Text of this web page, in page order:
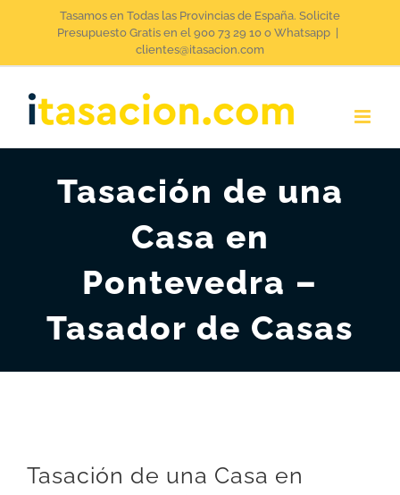
Tasamos en Todas las Provincias de España. Solicite
Presupuesto Gratis en el 900 73 29 10 o Whatsapp
clientes@itasacion.com
Tasación de una
Casa en
Pontevedra –
Tasador de Casas
Tasación de una Casa en